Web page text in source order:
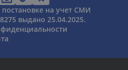
постановке на учет СМИ
выдано 25.04.2025.